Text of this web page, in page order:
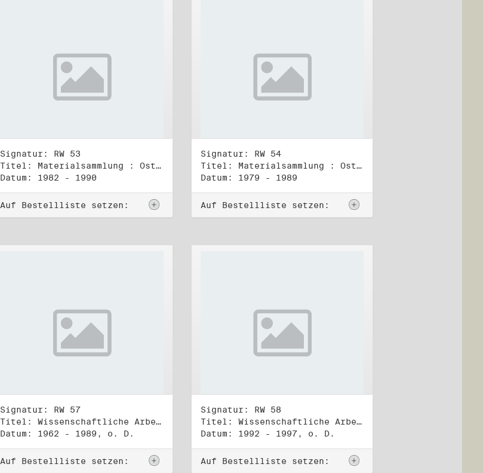
Signatur: RW 53
Titel: Materialsammlung : Osteuropa (2)
Datum: 1982 - 1990
Auf Bestellliste setzen:
Signatur: RW 54
Titel: Materialsammlung : Osteuropa (3)
Datum: 1979 - 1989
Auf Bestellliste setzen:
Signatur: RW 57
Titel: Wissenschaftliche Arbeiten, Studien und Manuskripte Dritter (1)
Datum: 1962 - 1989, o. D.
Auf Bestellliste setzen:
Signatur: RW 58
Titel: Wissenschaftliche Arbeiten, Studien und Manuskripte Dritter (2)
Datum: 1992 - 1997, o. D.
Auf Bestellliste setzen: